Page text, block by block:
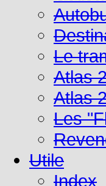
Le
Atlas
Atlas
Les
Utile
Index